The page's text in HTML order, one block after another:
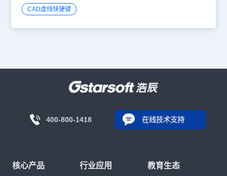
CAD虚线快捷键
400-800-1418 在线技术支持
核心产品 行业应用 教育生态